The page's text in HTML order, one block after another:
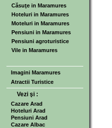
Căsuţe in Maramures
Hoteluri in Maramures
Moteluri in Maramures
Pensiuni in Maramures
Pensiuni agroturistice
Vile in Maramures
Imagini Maramures
Atractii Turistice
Vezi şi :
Cazare Arad
Hoteluri Arad
Pensiuni Arad
Cazare Albac